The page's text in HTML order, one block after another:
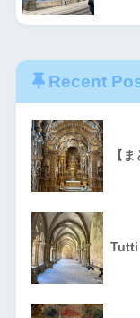
Recent
【
Tutti